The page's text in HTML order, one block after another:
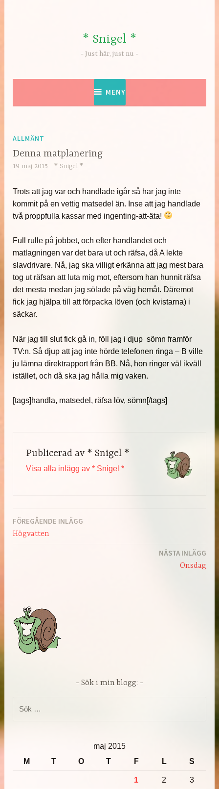
* Snigel *
Just här, just nu
MENY
ALLMÄNT
Denna matplanering
19 maj 2015 * Snigel *
Trots att jag var och handlade igår så har jag inte
kommit på en vettig matsedel än. Inse att jag handlade
två proppfulla kassar med ingenting-att-äta!
Full rulle på jobbet, och efter handlandet och
matlagningen var det bara ut och räfsa, då A lekte
slavdrivare. Nå, jag ska villigt erkänna att jag mest bara
tog ut räfsan att luta mig mot, eftersom han hunnit räfsa
det mesta medan jag sölade på väg hemåt. Däremot
fick jag hjälpa till att förpacka löven (och kvistarna) i
säckar.
När jag till slut fick gå in, föll jag i djup sömn framför
TV:n. Så djup att jag inte hörde telefonen ringa – B ville
ju lämna direktrapport från BB. Nå, hon ringer väl ikväll
istället, och då ska jag hålla mig vaken.
[tags]handla, matsedel, räfsa löv, sömn[/tags]
Publicerad av * Snigel *
Visa alla inlägg av * Snigel *
Inläggsnavigering
FÖREGÅENDE INLÄGG
Högvatten
NÄSTA INLÄGG
Onsdag
Sök i min blogg:
maj 2015
M
T O T F L S
1 2 3